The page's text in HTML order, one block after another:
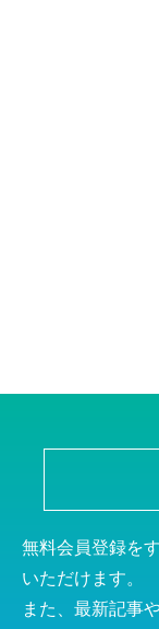
無料会員登録を
いただけます。
また、最新記事